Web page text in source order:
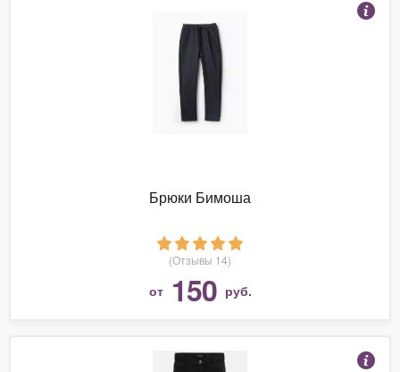
Брюки Бимоша
(Отзывы 14)
от 150 руб.